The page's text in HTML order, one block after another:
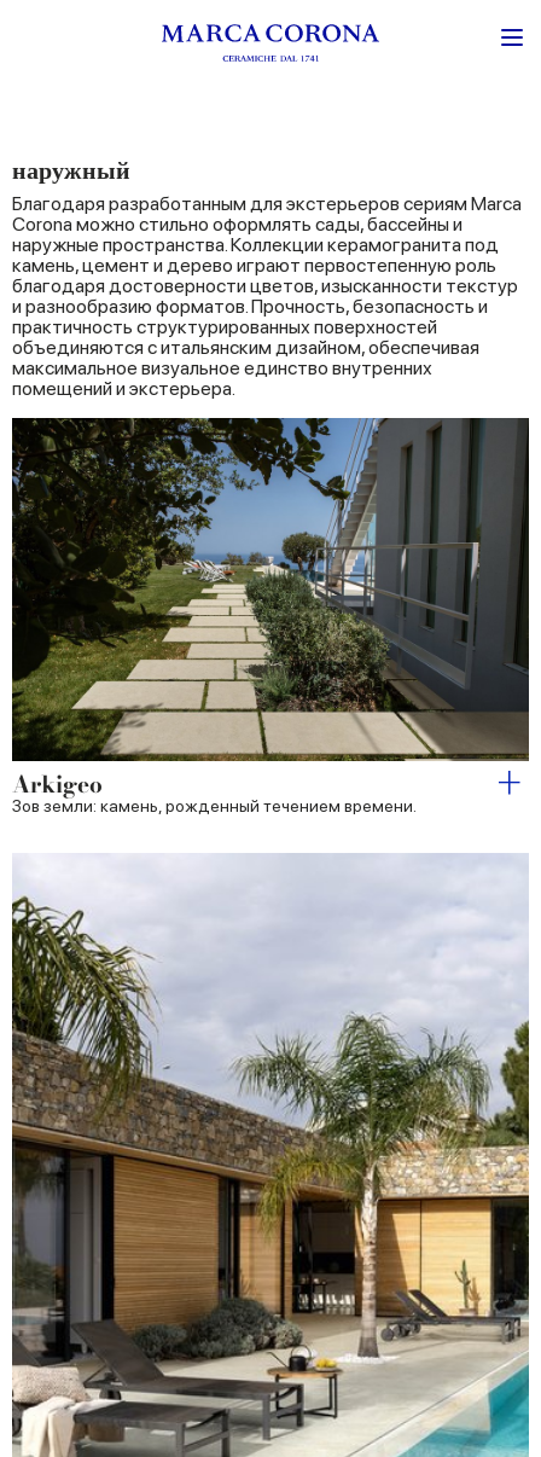
наружный
Благодаря разработанным для экстерьеров сериям Marca
Corona можно стильно оформлять сады, бассейны и
наружные пространства. Коллекции керамогранита под
камень, цемент и дерево играют первостепенную роль
благодаря достоверности цветов, изысканности текстур
и разнообразию форматов. Прочность, безопасность и
практичность структурированных поверхностей
объединяются с итальянским дизайном, обеспечивая
максимальное визуальное единство внутренних
помещений и экстерьера.
Arkigeo
Зов земли: камень, рожденный течением времени.